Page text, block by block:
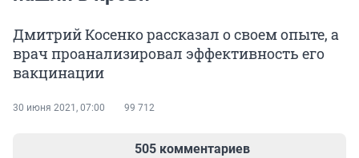
Дмитрий Косенко рассказал о своем опыте, а
врач проанализировал эффективность его
вакцинации
30 июня 2021, 07:00 99 712
505 комментариев